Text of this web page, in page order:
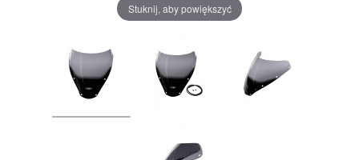
Stuknij, aby powiększyć